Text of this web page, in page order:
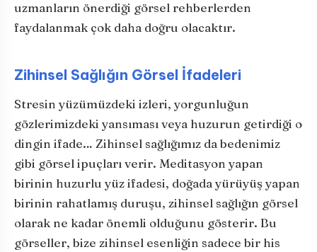
uzmanların önerdiği görsel rehberlerden
faydalanmak çok daha doğru olacaktır.
Zihinsel Sağlığın Görsel İfadeleri
Stresin yüzümüzdeki izleri, yorgunluğun
gözlerimizdeki yansıması veya huzurun getirdiği o
dingin ifade… Zihinsel sağlığımız da bedenimiz
gibi görsel ipuçları verir. Meditasyon yapan
birinin huzurlu yüz ifadesi, doğada yürüyüş yapan
birinin rahatlamış duruşu, zihinsel sağlığın görsel
olarak ne kadar önemli olduğunu gösterir. Bu
görseller, bize zihinsel esenliğin sadece bir his